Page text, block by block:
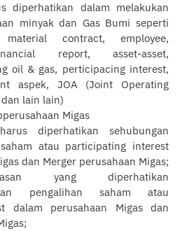
diperhatikan dalam melakukan
minyak dan Gas Bumi seperti
contract, employee,
report, asset-asset,
oil & gas, perticipacing interest,
aspek, JOA (Joint Operating
dan lain lain)
Migas
diperhatikan sehubungan
atau participating interest
dan Merger perusahaan Migas;
yang diperhatikan
pengalihan saham atau
dalam perusahaan Migas dan